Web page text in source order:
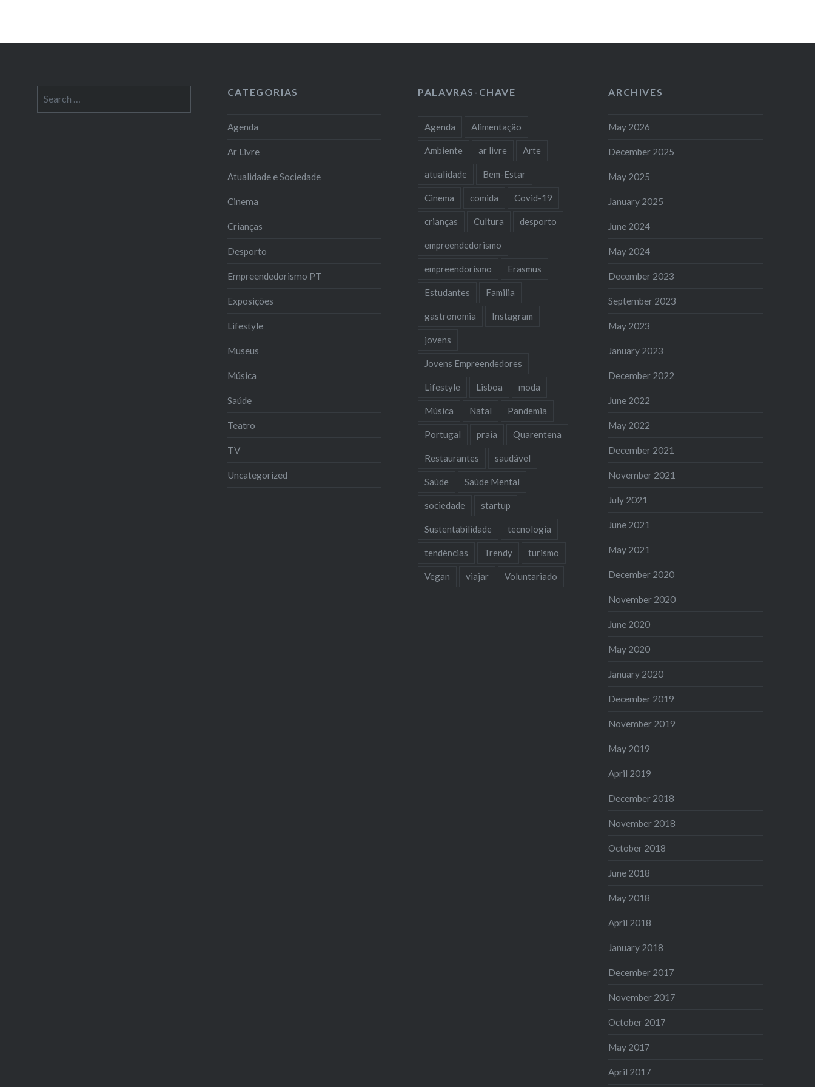
CATEGORIAS
Agenda
Ar Livre
Atualidade e Sociedade
Cinema
Crianças
Desporto
Empreendedorismo PT
Exposições
Lifestyle
Museus
Música
Saúde
Teatro
TV
Uncategorized
PALAVRAS-CHAVE
Agenda Alimentação
Ambiente ar livre Arte
atualidade Bem-Estar
Cinema comida Covid-19
crianças Cultura desporto
empreendedorismo
empreendorismo Erasmus
Estudantes Familia
gastronomia Instagram
jovens
Jovens Empreendedores
Lifestyle Lisboa moda
Música Natal Pandemia
Portugal praia Quarentena
Restaurantes saudável
Saúde Saúde Mental
sociedade startup
Sustentabilidade tecnologia
tendências Trendy turismo
Vegan viajar Voluntariado
ARCHIVES
May 2026
December 2025
May 2025
January 2025
June 2024
May 2024
December 2023
September 2023
May 2023
January 2023
December 2022
June 2022
May 2022
December 2021
November 2021
July 2021
June 2021
May 2021
December 2020
November 2020
June 2020
May 2020
January 2020
December 2019
November 2019
May 2019
April 2019
December 2018
November 2018
October 2018
June 2018
May 2018
April 2018
January 2018
December 2017
November 2017
October 2017
May 2017
April 2017